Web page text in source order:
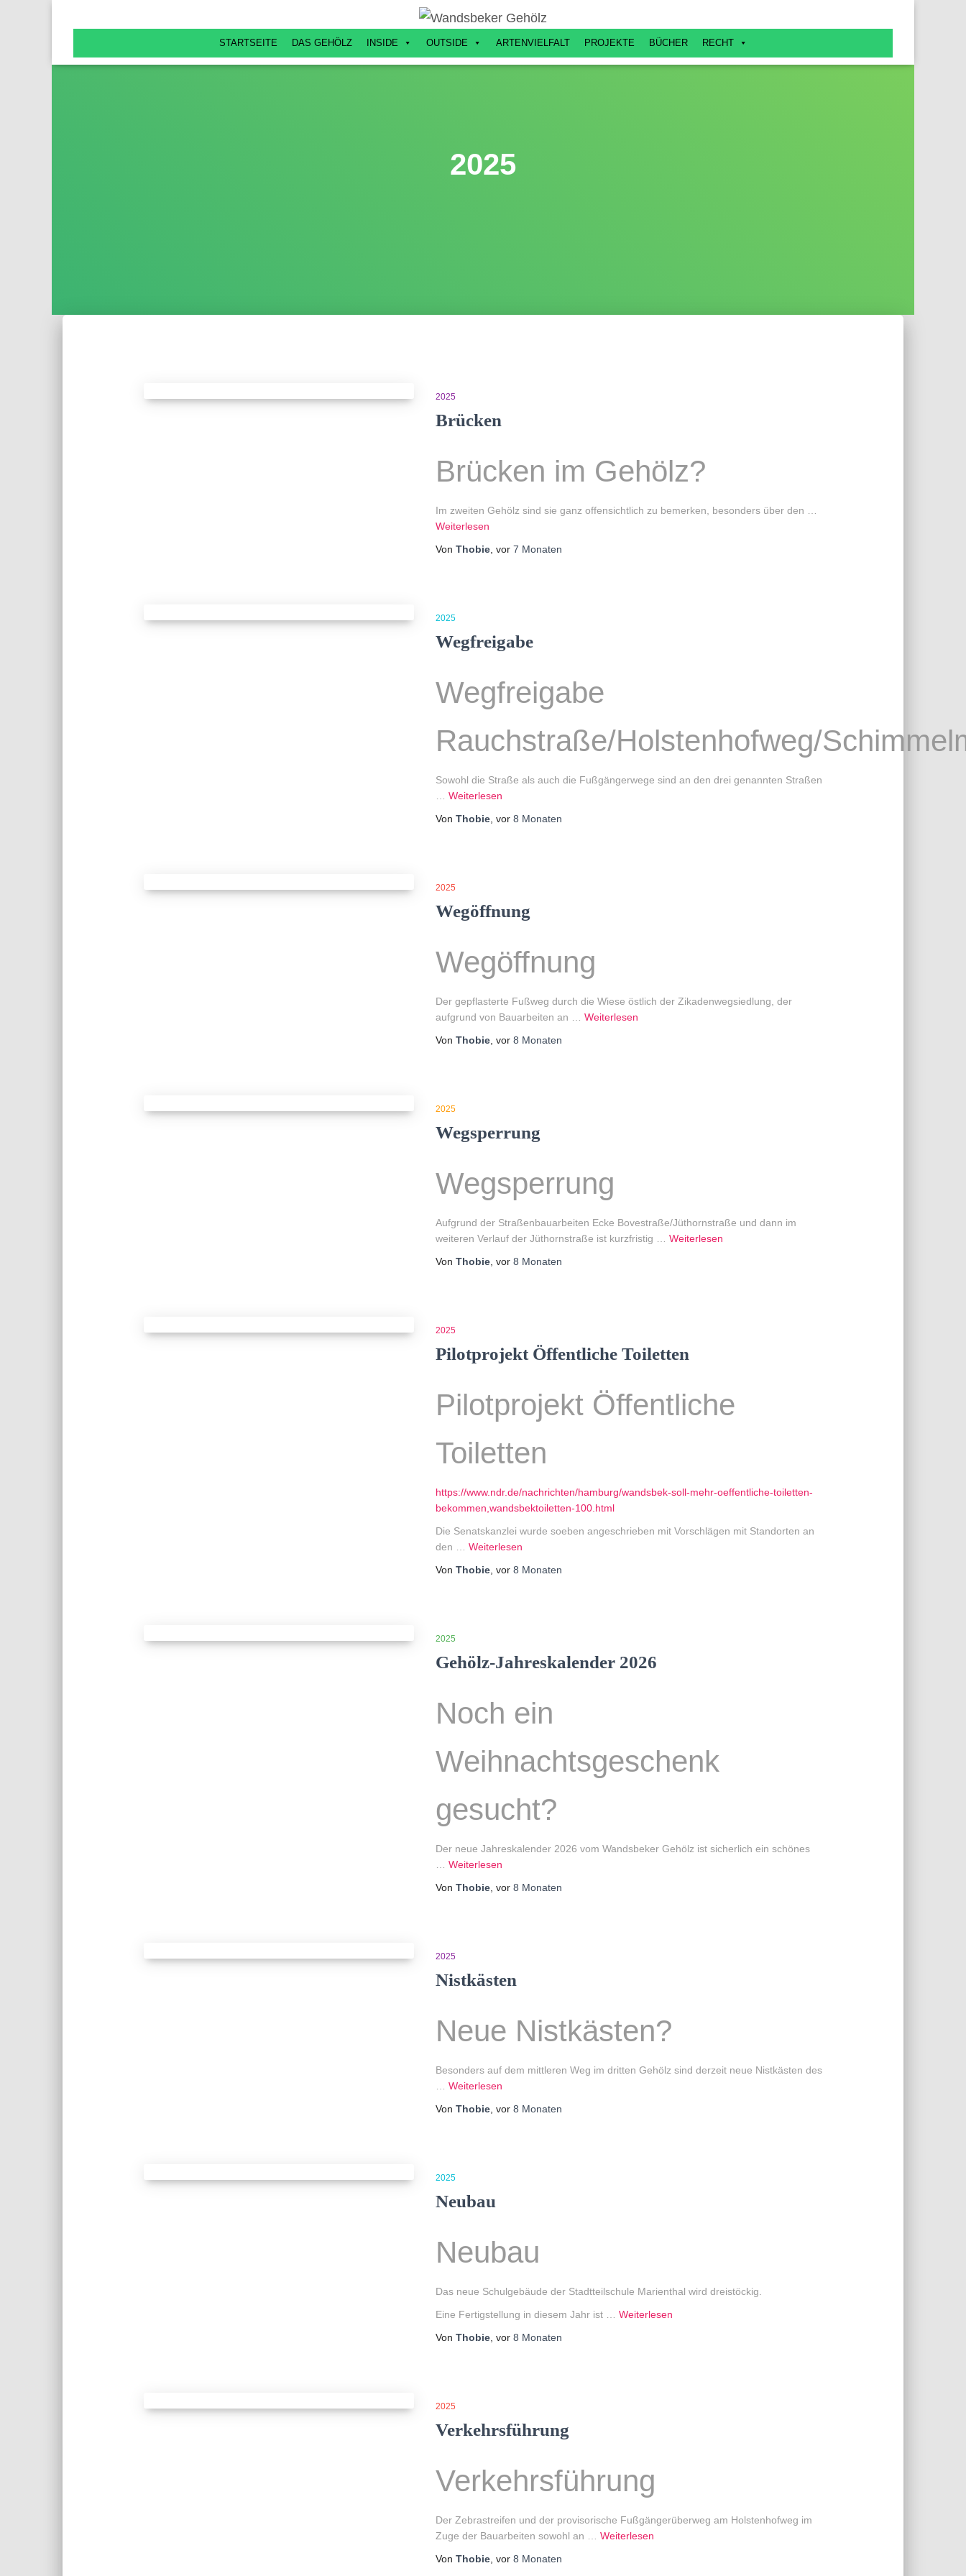
STARTSEITE DAS GEHÖLZ INSIDE OUTSIDE ARTENVIELFALT PROJEKTE BÜCHER RECHT
2025
2025
Brücken
Brücken im Gehölz?
Im zweiten Gehölz sind sie ganz offensichtlich zu bemerken, besonders über den …
Weiterlesen
Von Thobie, vor 7 Monaten
2025
Wegfreigabe
Wegfreigabe
Rauchstraße/Holstenhofweg/
Sowohl die Straße als auch die Fußgängerwege sind an den drei genannten Straßen
Weiterlesen
Von Thobie, vor 8 Monaten
2025
Wegöffnung
Wegöffnung
Der gepflasterte Fußweg durch die Wiese östlich der Zikadenwegsiedlung, der
aufgrund von Bauarbeiten an
Weiterlesen
Von Thobie, vor 8 Monaten
2025
Wegsperrung
Wegsperrung
Aufgrund der Straßenbauarbeiten Ecke Bovestraße/Jüthornstraße und dann im
weiteren Verlauf der Jüthornstraße ist kurzfristig
Weiterlesen
Von Thobie, vor 8 Monaten
2025
Pilotprojekt Öffentliche Toiletten
Pilotprojekt Öffentliche
Toiletten
https://www.ndr.de/nachrichten/hamburg/wandsbek-soll-mehr-oeffentliche-toiletten-
bekommen,wandsbektoiletten-100.html
Die Senatskanzlei wurde soeben angeschrieben mit Vorschlägen mit Standorten an
den … Weiterlesen
Von Thobie, vor 8 Monaten
2025
Gehölz-Jahreskalender 2026
Noch ein
Weihnachtsgeschenk
gesucht?
Der neue Jahreskalender 2026 vom Wandsbeker Gehölz ist sicherlich ein schönes
Weiterlesen
Von Thobie, vor 8 Monaten
2025
Nistkästen
Neue Nistkästen?
Besonders auf dem mittleren Weg im dritten Gehölz sind derzeit neue Nistkästen des
Weiterlesen
Von Thobie, vor 8 Monaten
2025
Neubau
Neubau
Das neue Schulgebäude der Stadtteilschule Marienthal wird dreistöckig.
Eine Fertigstellung in diesem Jahr ist … Weiterlesen
Von Thobie, vor 8 Monaten
2025
Verkehrsführung
Verkehrsführung
Der Zebrastreifen und der provisorische Fußgängerüberweg am Holstenhofweg im
Zuge der Bauarbeiten sowohl an … Weiterlesen
Von Thobie, vor 8 Monaten